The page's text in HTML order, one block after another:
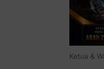
Ketua &